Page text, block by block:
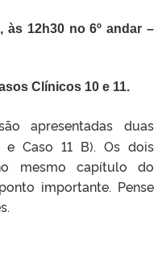
às 12h30 no 6º andar –
Clínicos 10 e 11.
apresentadas duas
e Caso 11 B). Os dois
mesmo capítulo do
importante. Pense